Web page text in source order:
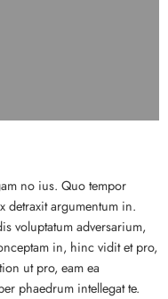
no ius. Quo tempor
detraxit argumentum in.
voluptatum adversarium,
in, hinc vidit et pro,
ut pro, eam ea
phaedrum intellegat te.